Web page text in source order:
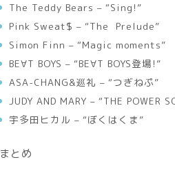
The Teddy Bears – “Sing!”
Pink Sweat$ – “The Prelude”
Simon Finn – “Magic moments”
BE∀T BOYS – “BE∀T BOYS登場!”
ASA-CHANG&巡礼 – “つぎねぷ”
JUDY AND MARY – “THE POWER
宇多田ヒカル – “ぼくはくま”
まとめ